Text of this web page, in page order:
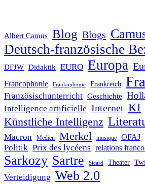
Albert Camus Blog Blogs
Deutsch-französische
DFJW Didaktik EURO Europa
Francophonie Frankophonie Frankreich
Französischunterricht Geschichte
Intelligence artificielle Internet KI
Künstliche Intelligenz
Macron Medien Merkel musique OFAJ
Politik Prix des lycéens relations
Sarkozy Sartre Sicard Theater
Verteidigung Web 2.0